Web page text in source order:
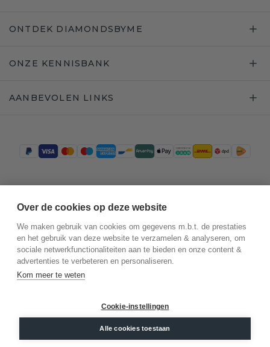
ONTDEK DIAMONDSBYME
ONZE KENNISBANK
AANBEVOLEN LINKS
©2026.DiamondsByMe
Algemene voorwaarden
Over de cookies op deze website
We maken gebruik van cookies om gegevens m.b.t. de prestaties
en het gebruik van deze website te verzamelen & analyseren, om
sociale netwerkfunctionaliteiten aan te bieden en onze content &
advertenties te verbeteren en personaliseren.
Kom meer te weten
Cookie-instellingen
Alle cookies toestaan